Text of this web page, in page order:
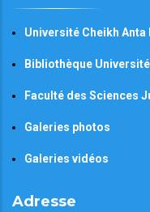
Université Cheikh Anta
Bibliothèque Université
Faculté des Sciences
Galeries photos
Galeries vidéos
Adresse